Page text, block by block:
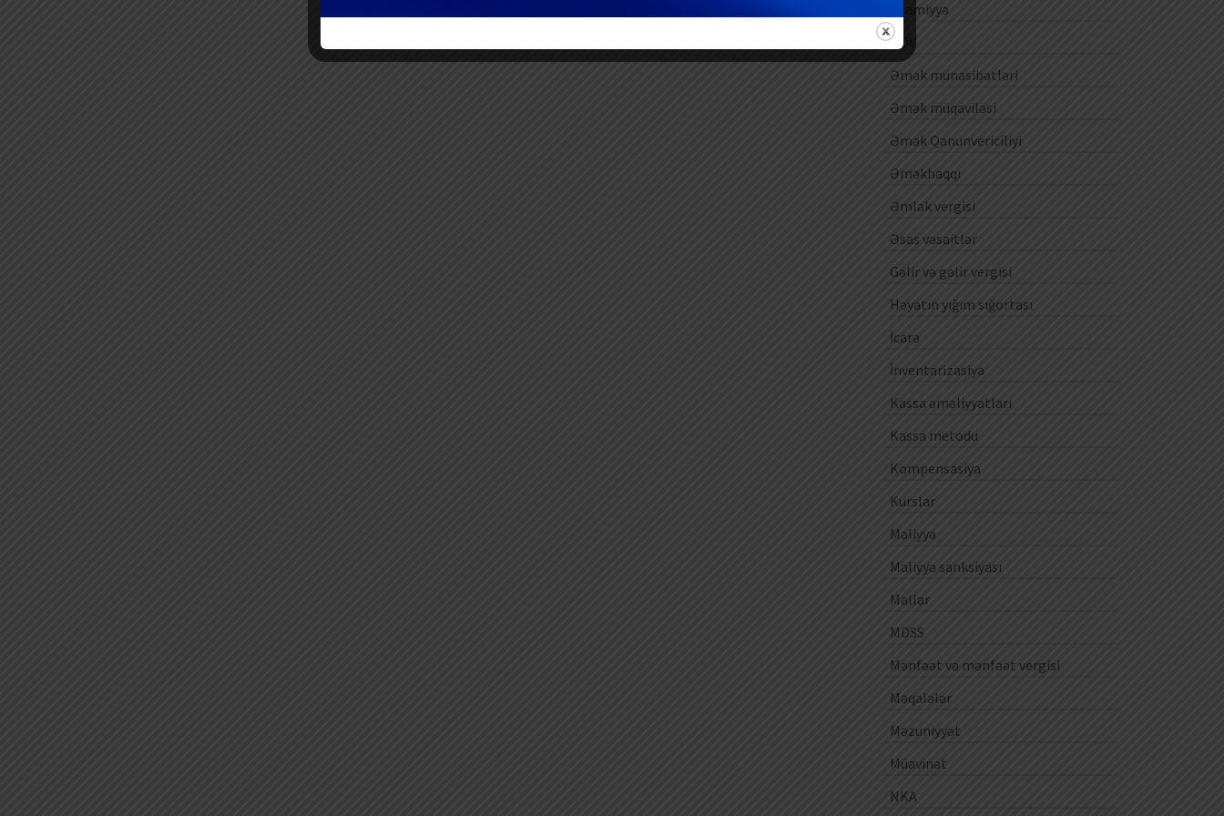
Ezamiyyə
ƏDV
Əmək münasibətləri
Əmək müqaviləsi
Əmək Qanunvericiliyi
Əməkhaqqı
Əmlak vergisi
Əsas vəsaitlər
Gəlir və gəlir vergisi
Həyatın yığım sığortası
İcarə
İnventarizasiya
Kassa əməliyyatları
Kassa metodu
Kompensasiya
Kurslar
Maliyyə
Maliyyə sanksiyası
Mallar
MDSS
Mənfəət və mənfəət vergisi
Məqalələr
Məzuniyyət
Müavinət
NKA